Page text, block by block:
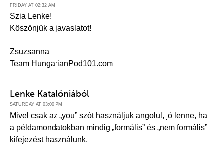
FRIDAY AT 02:32 AM
Szia Lenke!
Köszönjük a javaslatot!
Zsuzsanna
Team HungarianPod101.com
Lenke Katalóniából
SATURDAY AT 03:00 PM
Mivel csak az „you” szót használjuk angolul, jó lenne, ha
a példamondatokban mindig „formális” és „nem formális”
kifejezést használunk.